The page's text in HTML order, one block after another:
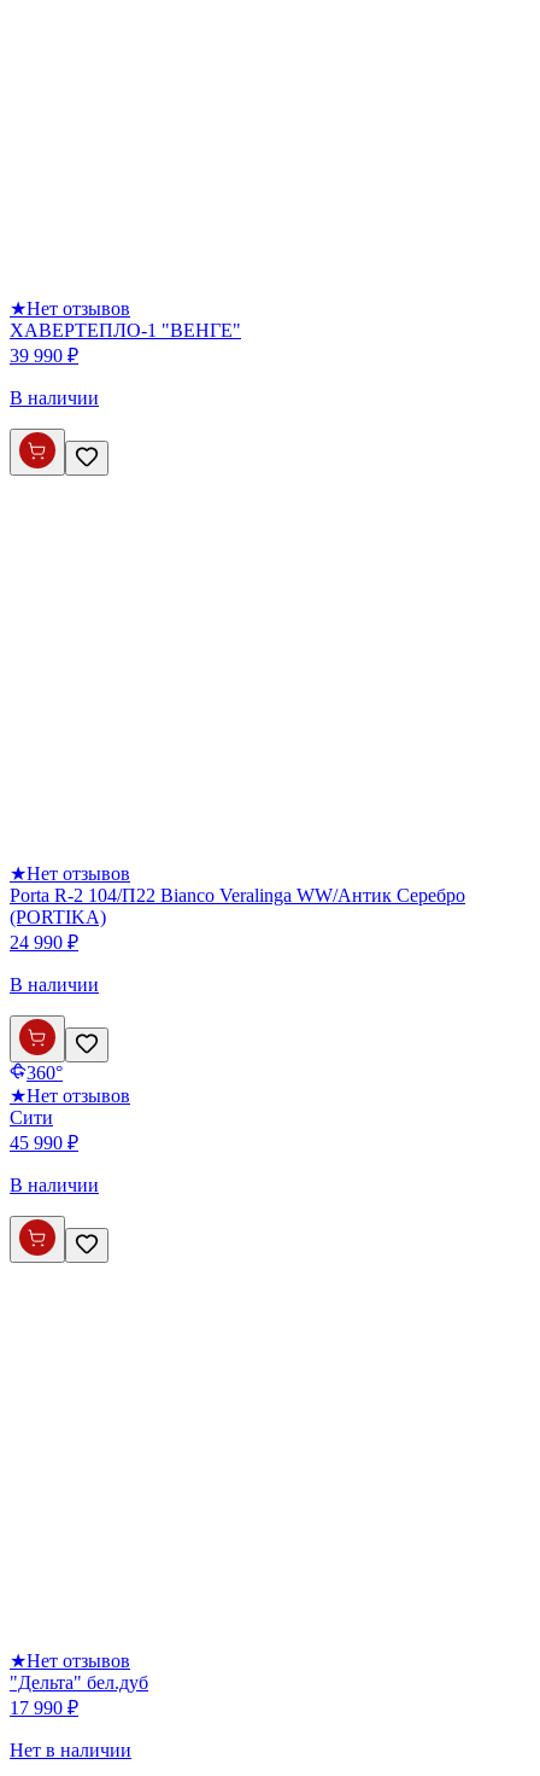
★Нет отзывов
ХАВЕРТЕПЛО-1 "ВЕНГЕ"
39 990 ₽
В наличии
★Нет отзывов
Porta R-2 104/П22 Bianco Veralinga WW/Антик Серебро
(PORTIKA)
24 990 ₽
В наличии
360°
★Нет отзывов
Сити
45 990 ₽
В наличии
★Нет отзывов
"Дельта" бел.дуб
17 990 ₽
Нет в наличии